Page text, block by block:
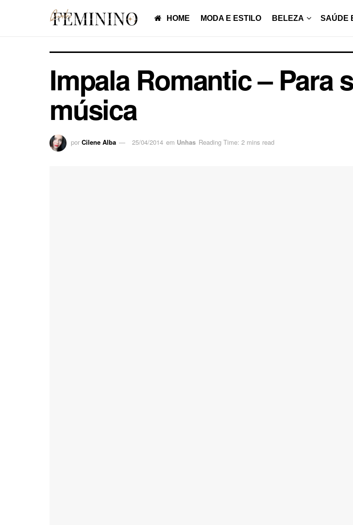
HOME MODA E ESTILO BELEZA SAÚDE
Impala Romantic – Para
música
por Cilene Alba 25/04/2014 em Unhas Reading Time: 2 mins read